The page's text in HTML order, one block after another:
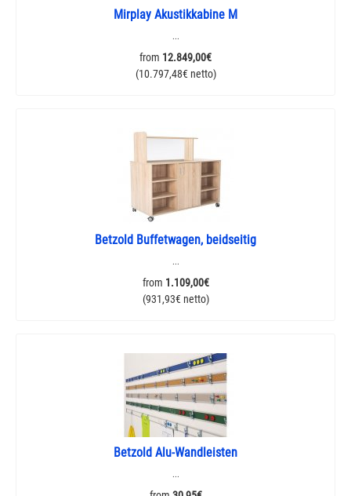
Mirplay Akustikkabine M
...
from 12.849,00€
(10.797,48€ netto)
Betzold Buffetwagen, beidseitig
...
from 1.109,00€
(931,93€ netto)
Betzold Alu-Wandleisten
...